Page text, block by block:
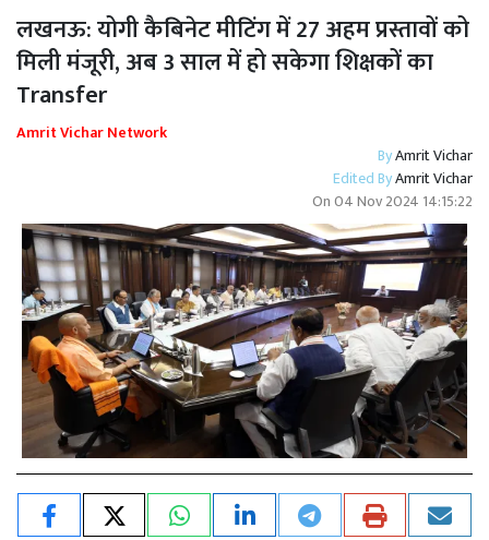
लखनऊ: योगी कैबिनेट मीटिंग में 27 अहम प्रस्तावों को
मिली मंजूरी, अब 3 साल में हो सकेगा शिक्षकों का
Transfer
Amrit Vichar Network
ByAmrit Vichar
Edited ByAmrit Vichar
On04 Nov 2024 14:15:22